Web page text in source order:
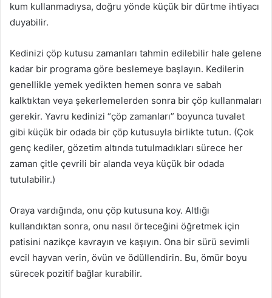
kum kullanmadıysa, doğru yönde küçük bir dürtme ihtiyacı
duyabilir.
Kedinizi çöp kutusu zamanları tahmin edilebilir hale gelene
kadar bir programa göre beslemeye başlayın. Kedilerin
genellikle yemek yedikten hemen sonra ve sabah
kalktıktan veya şekerlemelerden sonra bir çöp kullanmaları
gerekir. Yavru kedinizi “çöp zamanları” boyunca tuvalet
gibi küçük bir odada bir çöp kutusuyla birlikte tutun. (Çok
genç kediler, gözetim altında tutulmadıkları sürece her
zaman çitle çevrili bir alanda veya küçük bir odada
tutulabilir.)
Oraya vardığında, onu çöp kutusuna koy. Altlığı
kullandıktan sonra, onu nasıl örteceğini öğretmek için
patisini nazikçe kavrayın ve kaşıyın. Ona bir sürü sevimli
evcil hayvan verin, övün ve ödüllendirin. Bu, ömür boyu
sürecek pozitif bağlar kurabilir.